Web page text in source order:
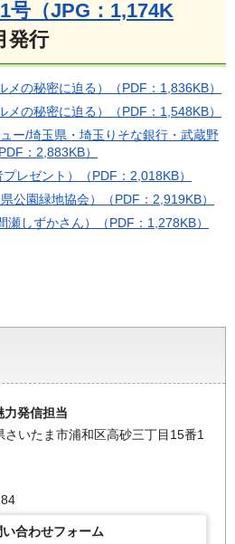
号（JPG：1,174K
発行
の秘密に迫る）（PDF：1,836KB）
の秘密に迫る）（PDF：1,548KB）
ー/埼玉県・埼玉りそな銀行・武蔵野
：2,883KB）
レゼント）（PDF：2,018KB）
公園緑地協会）（PDF：2,919KB）
しずかさん）（PDF：1,278KB）
力発信担当
いたま市浦和区高砂三丁目15番1
い合わせフォーム